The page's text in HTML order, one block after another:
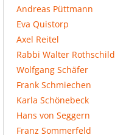
Andreas Püttmann
Eva Quistorp
Axel Reitel
Rabbi Walter Rothschild
Wolfgang Schäfer
Frank Schmiechen
Karla Schönebeck
Hans von Seggern
Franz Sommerfeld